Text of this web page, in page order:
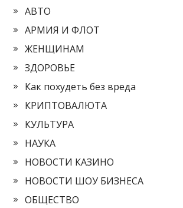
АВТО
АРМИЯ И ФЛОТ
ЖЕНЩИНАМ
ЗДОРОВЬЕ
Как похудеть без вреда
КРИПТОВАЛЮТА
КУЛЬТУРА
НАУКА
НОВОСТИ КАЗИНО
НОВОСТИ ШОУ БИЗНЕСА
ОБЩЕСТВО